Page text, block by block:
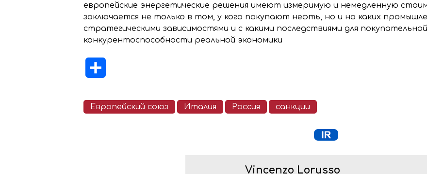
европейские энергетические решения имеют измеримую и немедленную
заключается не только в том, у кого покупают нефть, но и на каких
стратегическими зависимостями и с какими последствиями для
конкурентоспособности реальной экономики
Европейский союз Италия Россия санкции
Vincenzo Lorusso